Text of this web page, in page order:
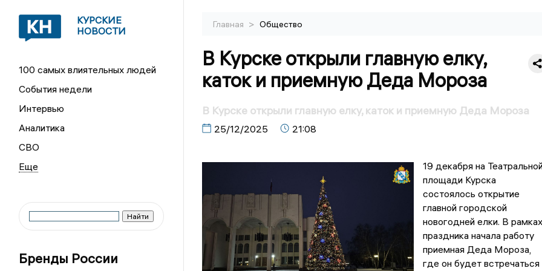
КУРСКИЕ
НОВОСТИ
100 самых влиятельных людей
События недели
Интервью
Аналитика
СВО
Бренды России
Главная > Общество
В Курске открыли главную елку,
каток и приемную Деда Мороза
В Курске открыли главную елку, каток и приемную Деда Мороза
25/12/2025 21:08
19 декабря на
площади Курска
состоялось открытие
главной городской
новогодней елки. В рамках
праздника начала работу
приемная Деда Мороза,
где он будет встречаться